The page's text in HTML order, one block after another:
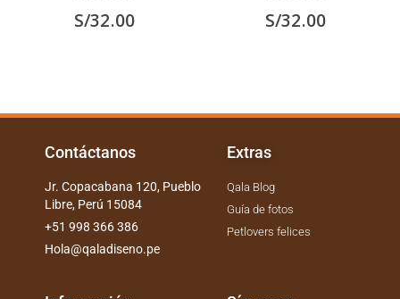
0out of 5
S/32.00 0out of 5
S/32.00
Contáctanos
Jr. Copacabana 120, Pueblo
Libre, Perú 15084
+51 998 366 386
Hola@qaladiseno.pe
Extras
Qala Blog
Guía de fotos
Petlovers felices